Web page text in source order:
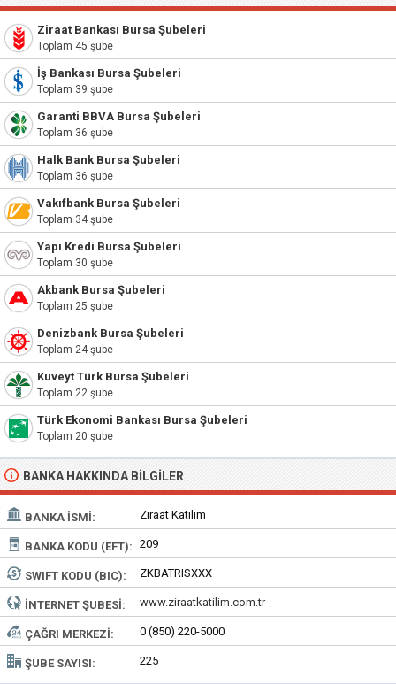
Ziraat Bankası Bursa Şubeleri
Toplam 45 şube
İş Bankası Bursa Şubeleri
Toplam 39 şube
Garanti BBVA Bursa Şubeleri
Toplam 36 şube
Halk Bank Bursa Şubeleri
Toplam 36 şube
Vakıfbank Bursa Şubeleri
Toplam 34 şube
Yapı Kredi Bursa Şubeleri
Toplam 30 şube
Akbank Bursa Şubeleri
Toplam 25 şube
Denizbank Bursa Şubeleri
Toplam 24 şube
Kuveyt Türk Bursa Şubeleri
Toplam 22 şube
Türk Ekonomi Bankası Bursa Şubeleri
Toplam 20 şube
BANKA HAKKINDA BILGILER
BANKA İSMI: Ziraat Katılım
BANKA KODU (EFT): 209
SWIFT KODU (BIC): ZKBATRISXXX
İNTERNET ŞUBESI: www.ziraatkatilim.com.tr
ÇAĞRI MERKEZI: 0 (850) 220-5000
ŞUBE SAYISI: 225